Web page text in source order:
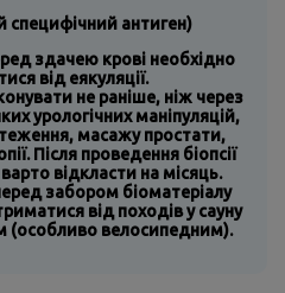
специфічний антиген)
здачею крові необхідно
від еякуляції.
не раніше, ніж через
урологічних маніпуляцій,
масажу простати,
Після проведення біопсії
відкласти на місяць.
забором біоматеріалу
від походів у сауну
(особливо велосипедним).